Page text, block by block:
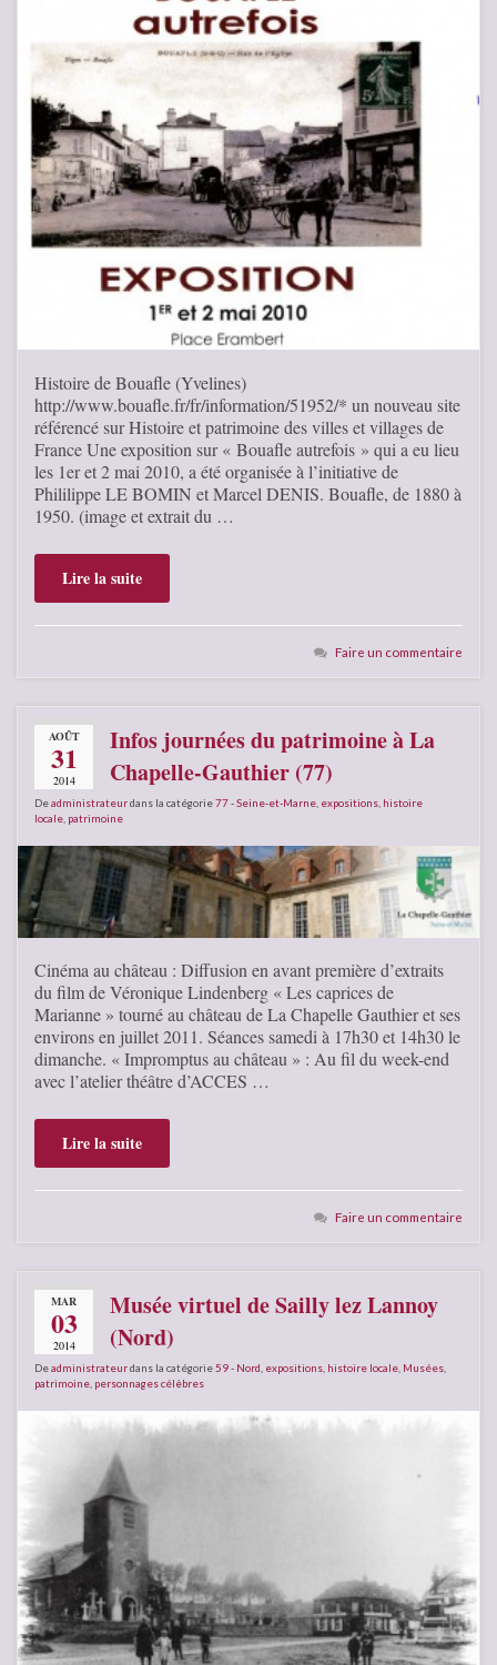
Histoire de Bouafle (Yvelines)
http://www.bouafle.fr/fr/information/51952/* un nouveau site
référencé sur Histoire et patrimoine des villes et villages de
France Une exposition sur « Bouafle autrefois » qui a eu lieu
les 1er et 2 mai 2010, a été organisée à l’initiative de
Phililippe LE BOMIN et Marcel DENIS. Bouafle, de 1880 à
1950. (image et extrait du …
Lire la suite
Faire un commentaire
AOÛT
31
2014
Infos journées du patrimoine à La
Chapelle-Gauthier (77)
Deadministrateurdans la catégorie77 - Seine-et-Marne expositions histoire
locale patrimoine
Cinéma au château : Diffusion en avant première d’extraits
du film de Véronique Lindenberg « Les caprices de
Marianne » tourné au château de La Chapelle Gauthier et ses
environs en juillet 2011. Séances samedi à 17h30 et 14h30 le
dimanche. « Impromptus au château » : Au fil du week-end
avec l’atelier théâtre d’ACCES …
Lire la suite
Faire un commentaire
MAR
03
2014
Musée virtuel de Sailly lez Lannoy
(Nord)
Deadministrateurdans la catégorie 59 - Nord expositions histoire locale Musées
patrimoine personnages célèbres